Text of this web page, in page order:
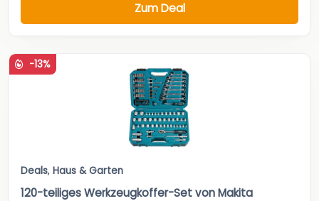
Zum Deal
-13%
Deals, Haus & Garten
120-teiliges Werkzeugkoffer-Set von Makita